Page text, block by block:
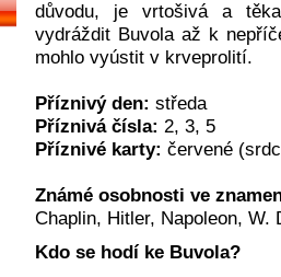
důvodu, je vrtošivá a
vydráždit Buvola až k
mohlo vyústit v krveprolití.
Příznivý den: středa
Příznivá čísla: 2, 3, 5
Příznivé karty: červené
Známé osobnosti ve
Chaplin, Hitler, Napoleon, W.
Kdo se hodí ke Buvola?